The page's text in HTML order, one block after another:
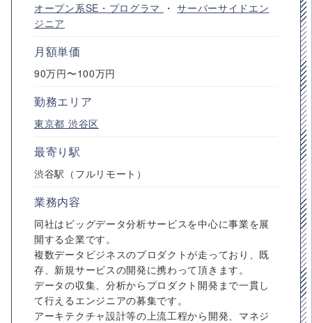
オープン系SE・プログラマ ・サーバーサイドエン
ジニア
月額単価
90万円〜100万円
勤務エリア
東京都 渋谷区
最寄り駅
渋谷駅（フルリモート）
業務内容
同社はビッグデータ分析サービスを中心に事業を展
開する企業です。
複数データビジネスのプロダクトが走っており、既
存、新規サービスの開発に携わって頂きます。
データの収集、分析からプロダクト開発まで一貫し
て行えるエンジニアの募集です。
アーキテクチャ設計等の上流工程から開発、マネジ